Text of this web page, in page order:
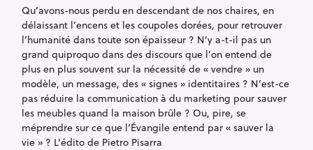
O
R
I
E
S
Qu’avons-nous perdu en descendant de nos chaires, en
délaissant l’encens et les coupoles dorées, pour retrouver
l’humanité dans toute son épaisseur ? N’y a-t-il pas un
grand quiproquo dans des discours que l’on entend de
plus en plus souvent sur la nécessité de « vendre » un
modèle, un message, des « signes » identitaires ? N’est-ce
pas réduire la communication à du marketing pour sauver
les meubles quand la maison brûle ? Ou, pire, se
méprendre sur ce que l’Évangile entend par « sauver la
vie » ? L'édito de Pietro Pisarra